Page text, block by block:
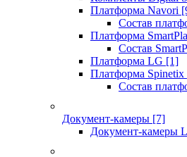
Платформа Navori
Состав
Платформа
Состав
Платформа LG [1]
Платформа Spinetix
Состав
Документ-камеры [7]
Документ-камеры